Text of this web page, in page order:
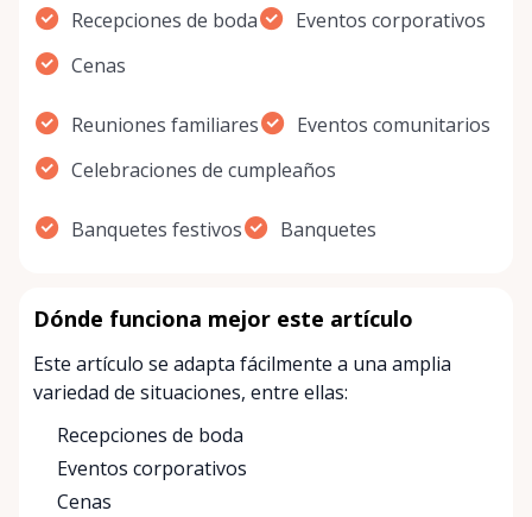
Recepciones de boda
Eventos corporativos
Cenas
Reuniones familiares
Eventos comunitarios
Celebraciones de cumpleaños
Banquetes festivos Banquetes
Dónde funciona mejor este artículo
Este artículo se adapta fácilmente a una amplia
variedad de situaciones, entre ellas:
Recepciones de boda
Eventos corporativos
Cenas